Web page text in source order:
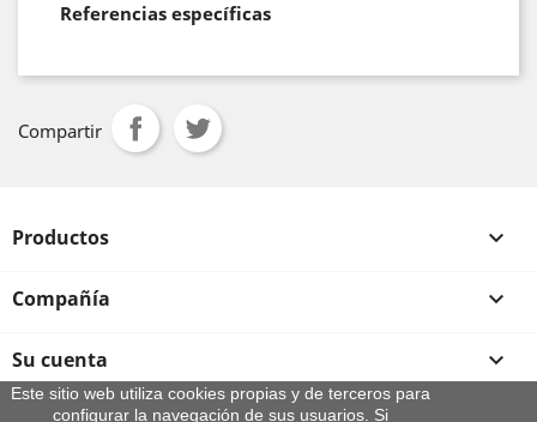
Referencias específicas
Compartir
Productos 
Compañía 
Su cuenta 
Este sitio web utiliza cookies propias y de terceros para
configurar la navegación de sus usuarios. Si